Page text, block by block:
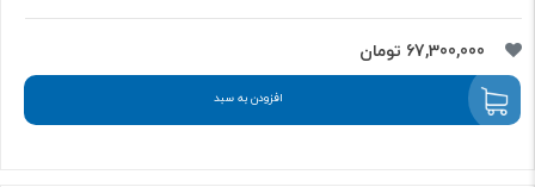
67,300,000 تومان
افزودن به سبد